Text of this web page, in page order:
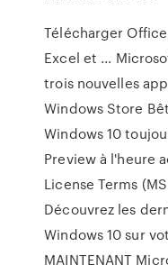
Télécharger
Excel et ...
trois nouvelles
Windows Store
Windows 10
Preview à l'heure
License Terms
Découvrez les
Windows 10 sur
MAINTENANT